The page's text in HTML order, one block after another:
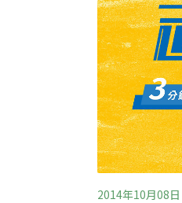
2014年10月08日